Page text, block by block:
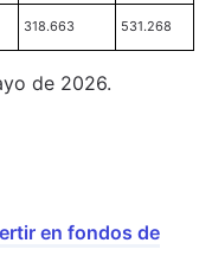
318.663 531.268
de 2026.
en fondos de